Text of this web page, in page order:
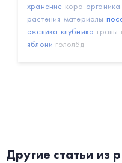
хранение кора органика
растения материалы
ежевика клубника травы
яблони гололёд
Другие статьи из